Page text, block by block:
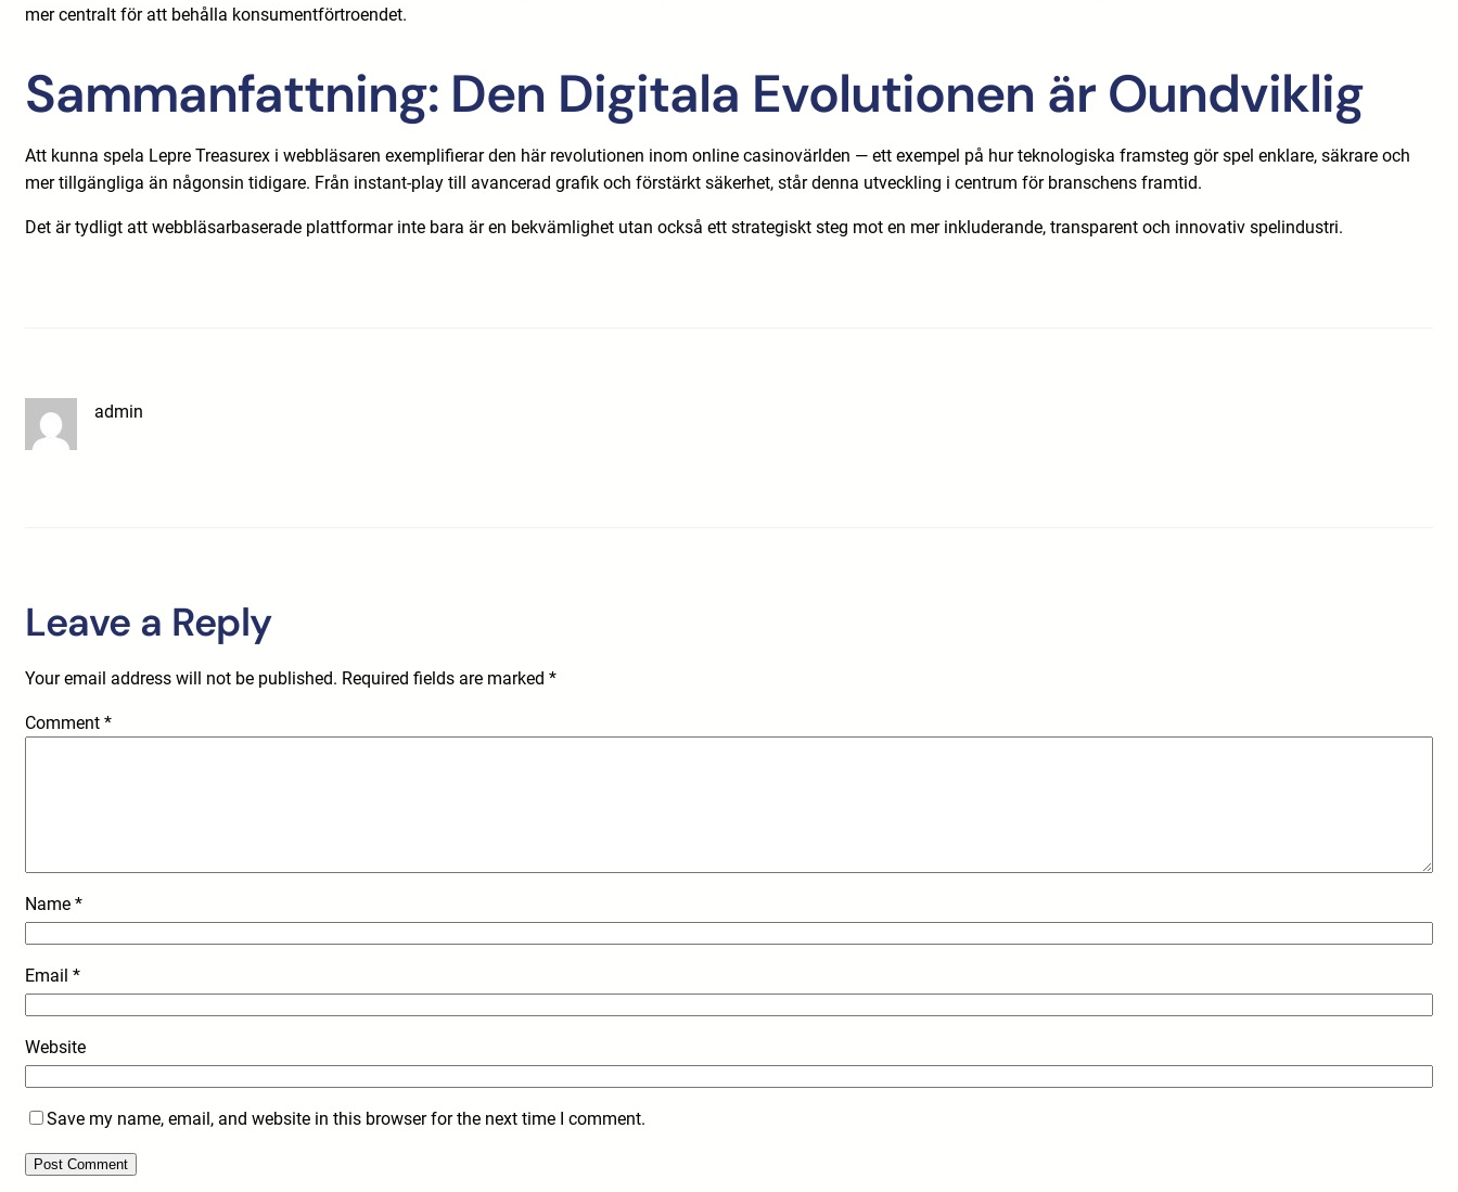
mer centralt för att behålla konsumentförtroendet.
Sammanfattning: Den Digitala Evolutionen är Oundviklig
Att kunna spela Lepre Treasurex i webbläsaren exemplifierar den här revolutionen inom online casinovärlden — ett exempel på hur teknologiska framsteg gör spel enklare, säkrare och
mer tillgängliga än någonsin tidigare. Från instant-play till avancerad grafik och förstärkt säkerhet, står denna utveckling i centrum för branschens framtid.
Det är tydligt att webbläsarbaserade plattformar inte bara är en bekvämlighet utan också ett strategiskt steg mot en mer inkluderande, transparent och innovativ spelindustri.
admin
Leave a Reply
Your email address will not be published. Required fields are marked *
Comment *
Name *
Email *
Website
Save my name, email, and website in this browser for the next time I comment.